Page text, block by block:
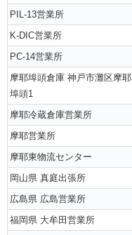
PIL-13営業所
K-DIC営業所
PC-14営業所
摩耶埠頭倉庫 神戸市灘区摩耶
埠頭1
摩耶冷蔵倉庫営業所
摩耶営業所
摩耶東物流センター
岡山県 真庭出張所
広島県 広島営業所
福岡県 大牟田営業所